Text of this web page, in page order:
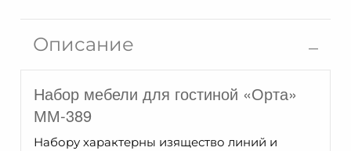
ММ-389-
07
Описание
Набор мебели для гостиной «Орта»
ММ-389
Набору характерны изящество линий и